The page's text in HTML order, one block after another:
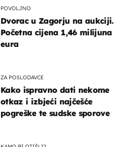
POVOLJNO
Dvorac u Zagorju na aukciji.
Početna cijena 1,46 milijuna
eura
ZA POSLODAVCE
Kako ispravno dati nekome
otkaz i izbjeći najčešće
pogreške te sudske sporove